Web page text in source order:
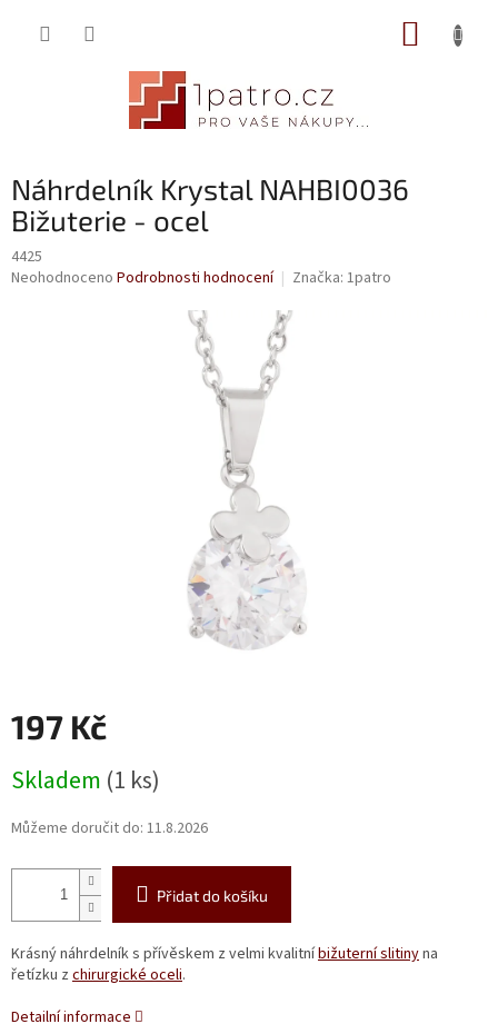
Náhrdelník Krystal NAHBI0036
Bižuterie - ocel
4425
Průměrné
Neohodnoceno Podrobnosti hodnocení Značka: 1patro
197 Kč
cena:
Skladem (1 ks)
Můžeme doručit do: 11.8.2026
Přidat do košíku
Krásný náhrdelník s přívěskem z velmi kvalitníbižuterní slitinyna
řetízku z chirurgické oceli.
Detailní informace